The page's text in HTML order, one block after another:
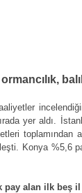
yer aldı.
toplamından
Konya %5,6
pay alan ilk beş